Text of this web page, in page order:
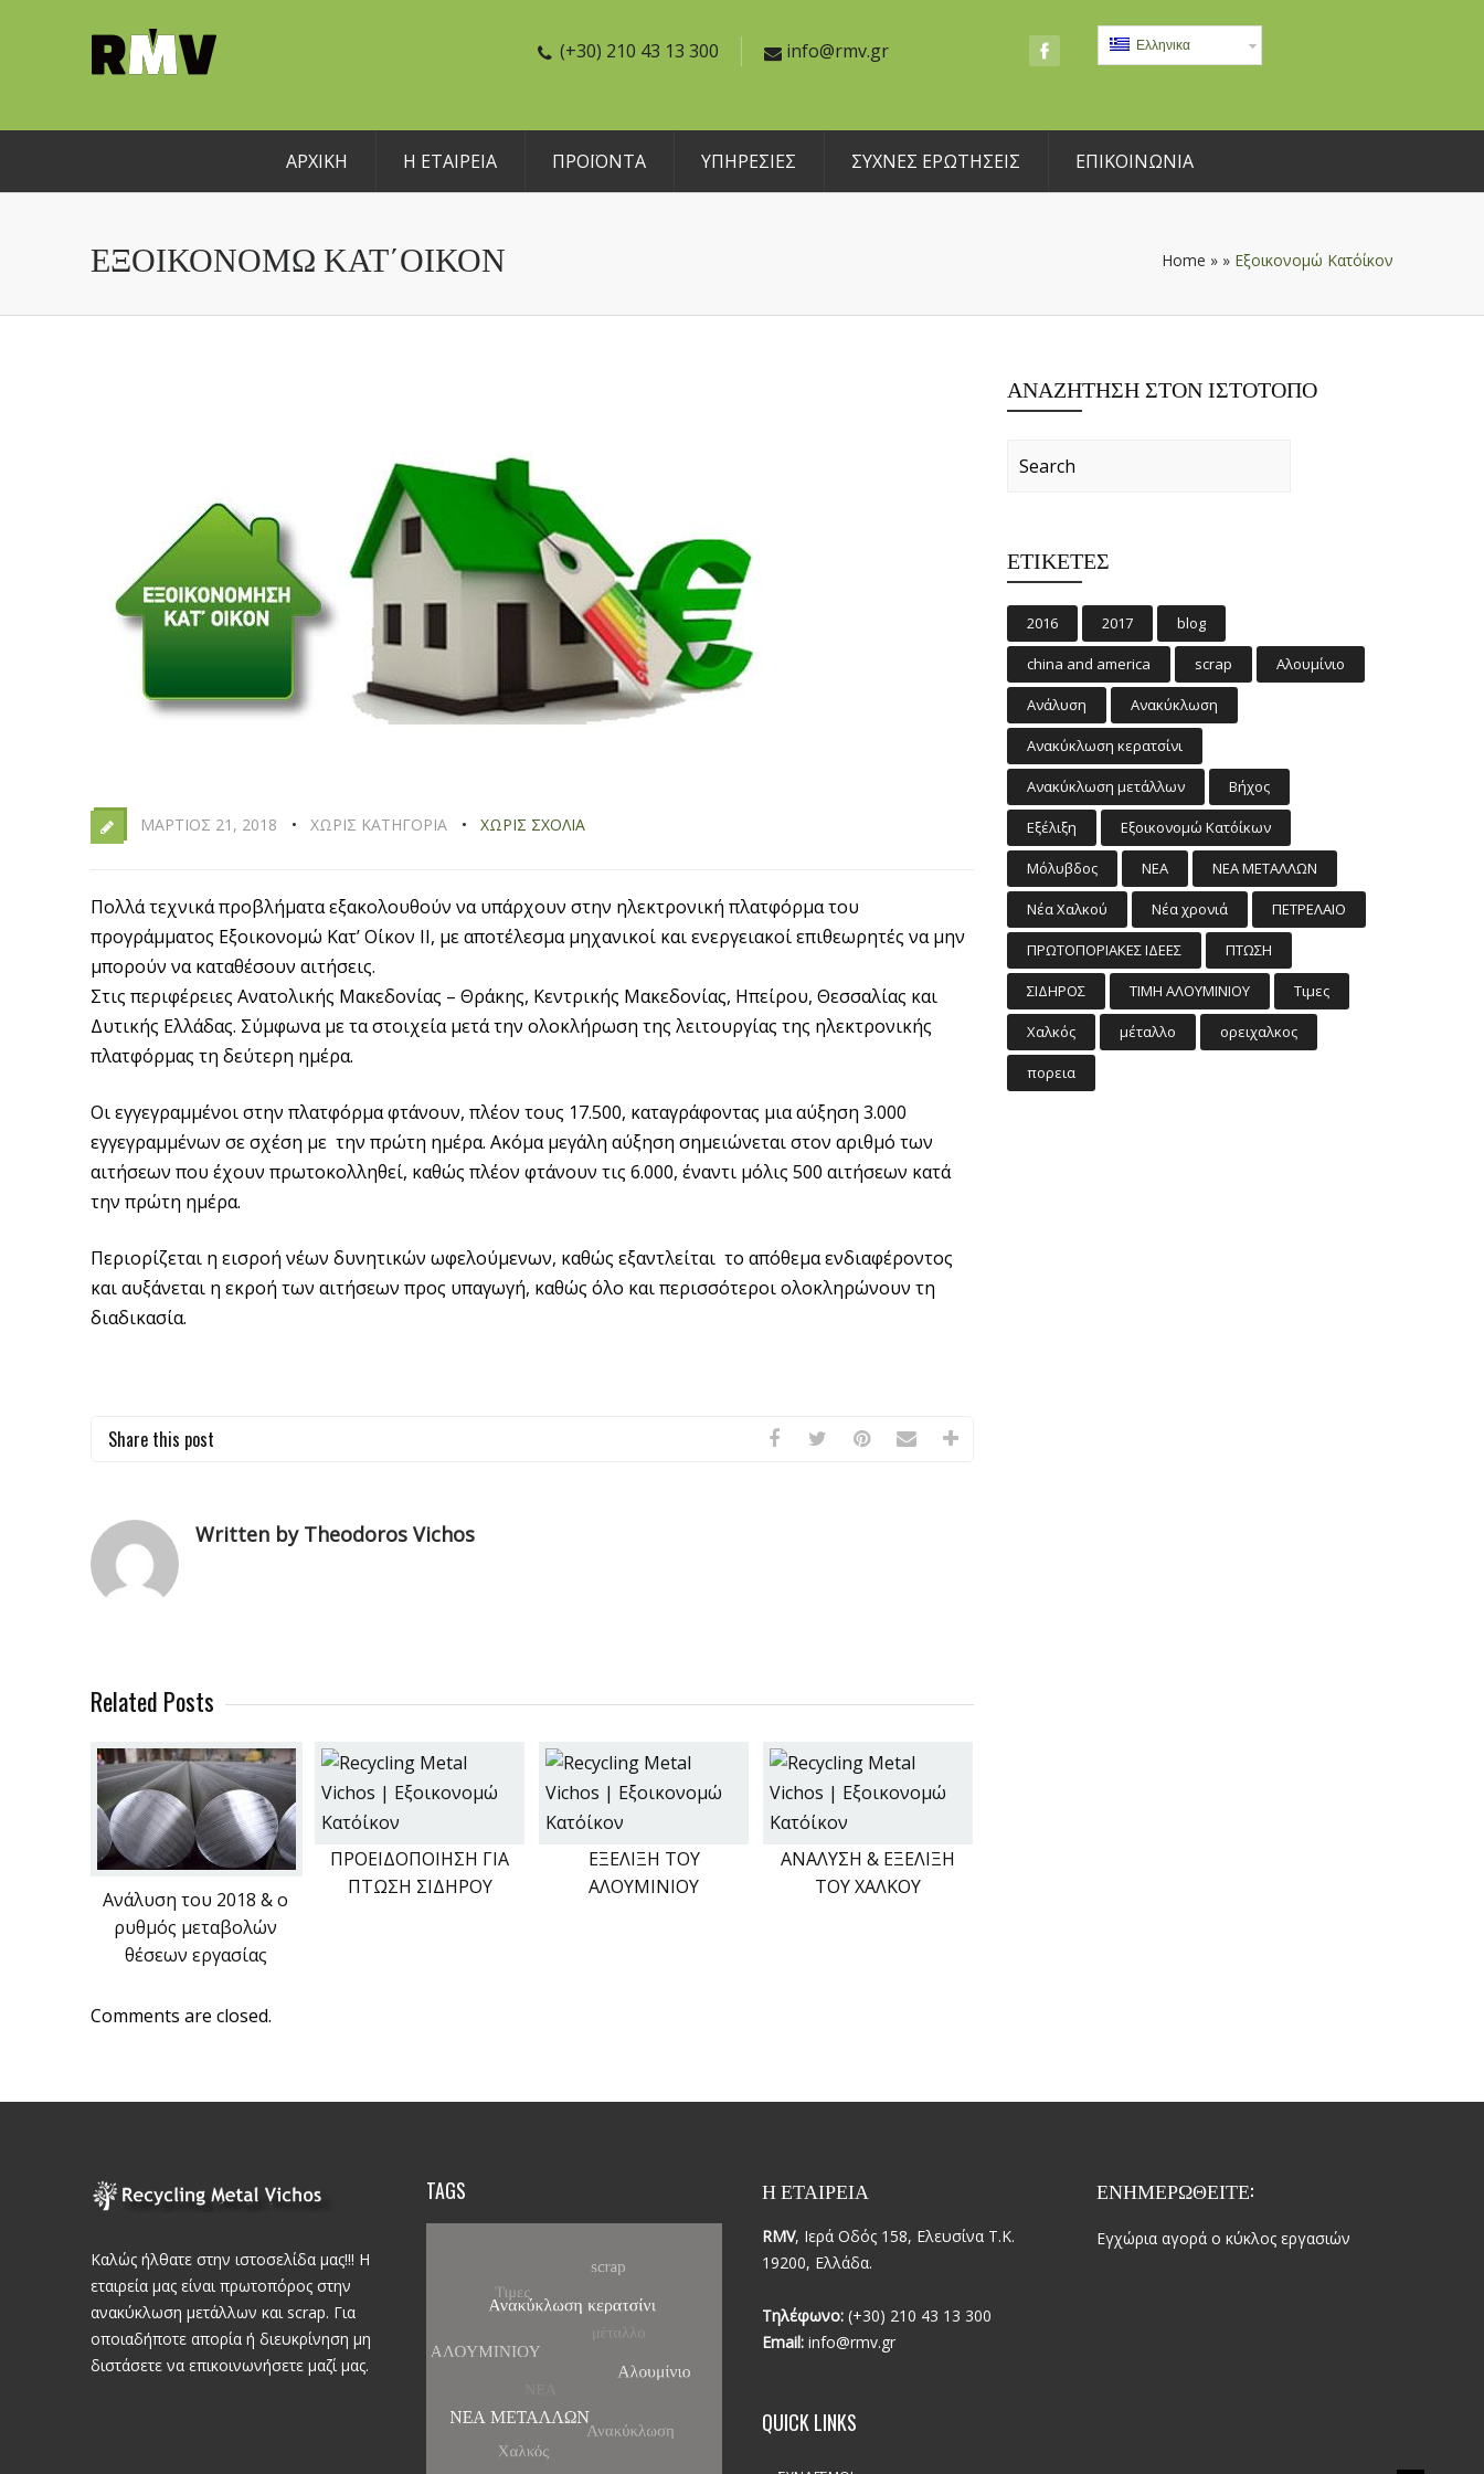
(+30) 210 43 13 300 info@rmv.gr Ελληνικα
ΑΡΧΙΚΗ Η ΕΤΑΙΡΕΙΑ ΠΡΟΪΟΝΤΑ ΥΠΗΡΕΣΙΕΣ ΣΥΧΝΕΣ ΕΡΩΤΗΣΕΙΣ ΕΠΙΚΟΙΝΩΝΙΑ
ΕΞΟΙΚΟΝΟΜΏ ΚΑΤ΄ΟΊΚΟΝ Home » » Εξοικονομώ Κατ΄οίκον
ΜΆΡΤΙΟΣ 21, 2018 ΧΩΡΊΣ ΚΑΤΗΓΟΡΊΑ ΧΩΡΊΣ ΣΧΌΛΙΑ
Πολλά τεχνικά προβλήματα εξακολουθούν να υπάρχουν στην ηλεκτρονική πλατφόρμα του
προγράμματος Εξοικονομώ Κατ’ Οίκον ΙΙ, με αποτέλεσμα μηχανικοί και ενεργειακοί επιθεωρητές να μην
μπορούν να καταθέσουν αιτήσεις.
Στις περιφέρειες Ανατολικής Μακεδονίας – Θράκης, Κεντρικής Μακεδονίας, Ηπείρου, Θεσσαλίας και
Δυτικής Ελλάδας. Σύμφωνα με τα στοιχεία μετά την ολοκλήρωση της λειτουργίας της ηλεκτρονικής
πλατφόρμας τη δεύτερη ημέρα.
Οι εγγεγραμμένοι στην πλατφόρμα φτάνουν, πλέον τους 17.500, καταγράφοντας μια αύξηση 3.000
εγγεγραμμένων σε σχέση με την πρώτη ημέρα. Ακόμα μεγάλη αύξηση σημειώνεται στον αριθμό των
αιτήσεων που έχουν πρωτοκολληθεί, καθώς πλέον φτάνουν τις 6.000, έναντι μόλις 500 αιτήσεων κατά
την πρώτη ημέρα.
Περιορίζεται η εισροή νέων δυνητικών ωφελούμενων, καθώς εξαντλείται το απόθεμα ενδιαφέροντος
και αυξάνεται η εκροή των αιτήσεων προς υπαγωγή, καθώς όλο και περισσότεροι ολοκληρώνουν τη
διαδικασία.
Share this post
Written by Theodoros Vichos
Related Posts
Ανάλυση του 2018 & ο
ρυθμός μεταβολών
θέσεων εργασίας
ΠΡΟΕΙΔΟΠΟΙΗΣΗ ΓΙΑ
ΠΤΩΣΗ ΣΙΔΗΡΟΥ
ΕΞΕΛΙΞΗ ΤΟΥ
ΑΛΟΥΜΙΝΙΟΥ
ΑΝΑΛΥΣΗ & ΕΞΕΛΙΞΗ
ΤΟΥ ΧΑΛΚΟΥ
Comments are closed.
ΑΝΑΖΉΤΗΣΗ ΣΤΟΝ ΙΣΤΌΤΟΠΟ
ΕΤΙΚΈΤΕΣ
2016 2017 blog
china and america scrap Αλουμίνιο
Ανάλυση Ανακύκλωση
Ανακύκλωση κερατσίνι
Ανακύκλωση μετάλλων Βήχος
Εξέλιξη Εξοικονομώ Κατ΄οίκων
Μόλυβδος ΝΕΑ ΝΕΑ ΜΕΤΑΛΛΩΝ
Νέα Χαλκού Νέα χρονιά ΠΕΤΡΕΛΑΙΟ
ΠΡΩΤΟΠΟΡΙΑΚΕΣ ΙΔΕΕΣ ΠΤΩΣΗ
ΣΙΔΗΡΟΣ ΤΙΜΗ ΑΛΟΥΜΙΝΙΟΥ Τιμες
Χαλκός μέταλλο ορειχαλκος
πορεια
Καλώς ήλθατε στην ιστοσελίδα μας!!! Η
εταιρεία μας είναι πρωτοπόρος στην
ανακύκλωση μετάλλων και scrap. Για
οποιαδήποτε απορία ή διευκρίνηση μη
διστάσετε να επικοινωνήσετε μαζί μας.
TAGS Η ΕΤΑΙΡΕΙΑ
RMV, Ιερά Οδός 158, Ελευσίνα Τ.Κ.
19200, Ελλάδα.
Τηλέφωνο:(+30) 210 43 13 300
Email:info@rmv.gr
QUICK LINKS
ΕΝΗΜΕΡΩΘΕΙΤΕ:
Εγχώρια αγορά ο κύκλος εργασιών